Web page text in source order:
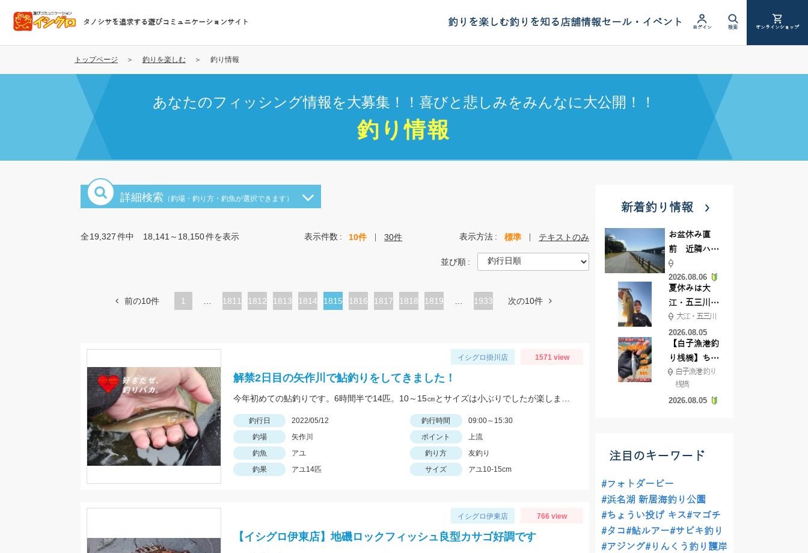
コ
テ
タノシサを追求する遊びコミュニケーションサイト 釣りを楽しむ釣りを知る店舗情報セール・イベント ログイン 検索 オンラインショップ
トップページ 釣りを楽しむ 釣り情報
あなたのフィッシング情報を大募集！！喜びと悲しみをみんなに大公開！！
釣り情報
詳細検索 （釣場・釣り方・釣魚が選択できます）
全19,327件中 18,141～18,150件を表示 表示件数 10件 30件 表示方法 標準 テキストのみ
並び順
前の10件 1
ペ
1811
ペ
1812
ペ
1813
ペ
1814
カ
ペ
1815
ペ
1816
ペ
1817
ペ
1818
ペ
1819 1933 次の10件
イシグロ掛川店 1571 view
解禁2日目の矢作川で鮎釣りをしてきました！
釣行日 2022/05/12 釣行時間
09:00～15:30
釣場
矢作川 ポイント
上流
釣魚
アユ 釣り方
友釣り
釣果
アユ14匹 サイズ アユ10-15cm
イシグロ伊東店 766 view
【イシグロ伊東店】地磯ロックフィッシュ良型カサゴ好調です
新着釣り情報
お盆休み直
前 近隣ハゼ
釣り場調査し
てきました
2026.08.06
夏休みは大
江・五三川で
バスフィッシ
ング♪
大江・五三川
2026.08.05
【白子漁港釣
り桟橋】ちょ
い投げ釣りが
絶好調!キスや
ハゼが簡単に
白子漁港 釣り
桟橋
2026.08.05
注目のキーワード
#フォトダービー
#浜名湖 新居海釣り公園
#ちょうい投げ キス#マゴチ
#タコ#鮎ルアー#サビキ釣り
#アジング#りんくう釣り護岸